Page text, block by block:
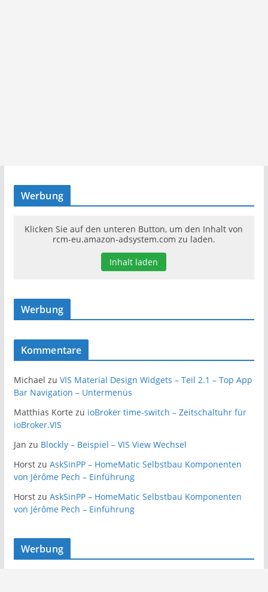
Werbung
Klicken Sie auf den unteren Button, um den Inhalt von
rcm-eu.amazon-adsystem.com zu laden.
Inhalt laden
Werbung
Kommentare
Michael zu VIS Material Design Widgets – Teil 2.1 – Top App
Bar Navigation – Untermenüs
Matthias Korte zu ioBroker time-switch – Zeitschaltuhr für
ioBroker.VIS
Jan zu Blockly – Beispiel – VIS View Wechsel
Horstzu AskSinPP – HomeMatic Selbstbau Komponenten
von Jérôme Pech – Einführung
Horstzu AskSinPP – HomeMatic Selbstbau Komponenten
von Jérôme Pech – Einführung
Werbung